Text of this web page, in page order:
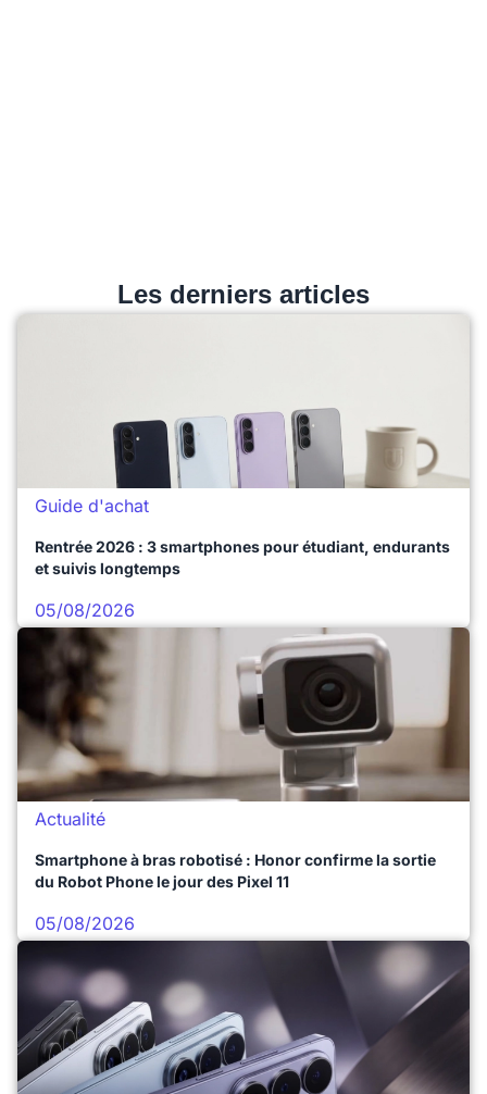
Les derniers articles
Guide d'achat
Rentrée 2026 : 3 smartphones pour étudiant, endurants
et suivis longtemps
05/08/2026
Actualité
Smartphone à bras robotisé : Honor confirme la sortie
du Robot Phone le jour des Pixel 11
05/08/2026